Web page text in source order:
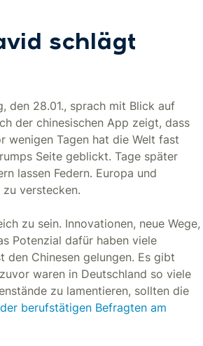
schlägt
den 28.01., sprach mit Blick auf
der chinesischen App zeigt, dass
wenigen Tagen hat die Welt fast
Seite geblickt. Tage später
lassen Federn. Europa und
verstecken.
zu sein. Innovationen, neue Wege,
Potenzial dafür haben viele
den Chinesen gelungen. Es gibt
waren in Deutschland so viele
zu lamentieren, sollten die
berufstätigen Befragten am